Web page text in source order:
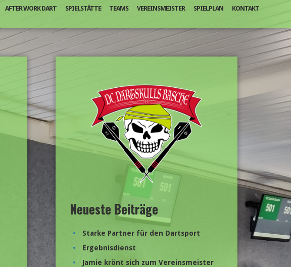
AFTER WORK DART SPIELSTÄTTE TEAMS VEREINSMEISTER SPIELPLAN
KONTAKT
Neueste Beiträge
Starke Partner für den Dartsport
Ergebnisdienst
Jamie krönt sich zum Vereinsmeister